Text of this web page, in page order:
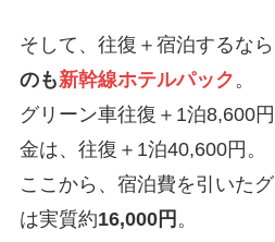
そして、往復＋宿泊するなら
のも新幹線ホテルパック。
グリーン車往復＋1泊8,600
金は、往復＋1泊40,600円。
ここから、宿泊費を引いた
は実質約16,000円 。